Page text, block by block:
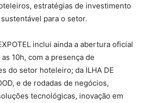
estratégias de investimento
para o setor.
inclui ainda a abertura oficial
10h, com a presença de
do setor hoteleiro; da ILHA DE
e de rodadas de negócios,
tecnológicas, inovação em